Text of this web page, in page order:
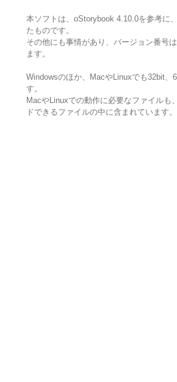
本ソフトは、oStorybook 4.10.0を参考に
たものです。
その他にも事情があり、バージョン番号
ます。
Windowsのほか、MacやLinuxでも32bit、
す。
MacやLinuxでの動作に必要なファイルも
ドできるファイルの中に含まれています。